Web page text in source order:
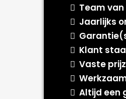
Team
Jaarlijks
Klant
Vaste
Altijd een